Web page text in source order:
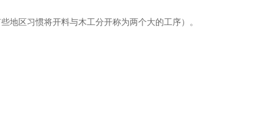
区习惯将开料与木工分开称为两个大的工序）。